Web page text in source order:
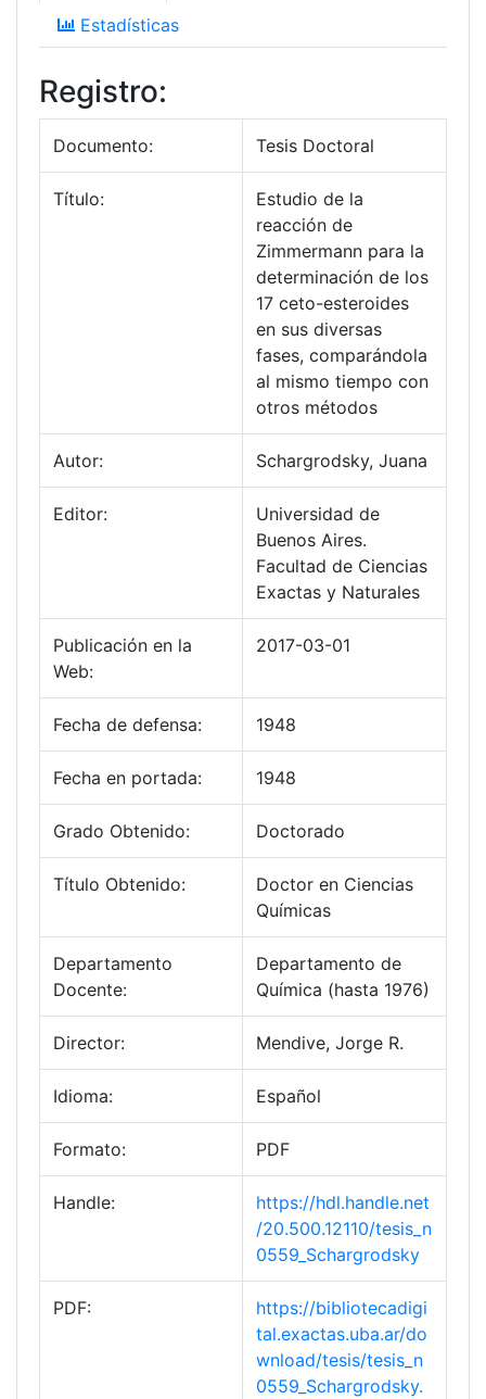
Estadísticas
Registro:
Documento: Tesis Doctoral
Título:
Estudio de la
reacción de
Zimmermann para la
determinación de los
17 ceto-esteroides
en sus diversas
fases, comparándola
al mismo tiempo con
otros métodos
Autor: Schargrodsky, Juana
Editor:
Universidad de
Buenos Aires.
Facultad de Ciencias
Exactas y Naturales
Publicación en la
Web:
2017-03-01
Fecha de defensa: 1948
Fecha en portada: 1948
Grado Obtenido: Doctorado
Título Obtenido:
Doctor en Ciencias
Químicas
Departamento
Docente:
Departamento de
Química (hasta 1976)
Director: Mendive, Jorge R.
Idioma: Español
Formato: PDF
Handle:
https://hdl.handle.net
/20.500.12110/tesis_n
0559_Schargrodsky
PDF:
https://bibliotecadigi
tal.exactas.uba.ar/do
wnload/tesis/tesis_n
0559_Schargrodsky.